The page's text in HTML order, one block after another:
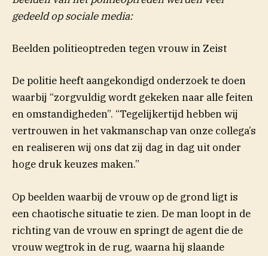
gedeeld op sociale media:
Beelden politieoptreden tegen vrouw in Zeist
De politie heeft aangekondigd onderzoek te doen
waarbij “zorgvuldig wordt gekeken naar alle feiten
en omstandigheden”. “Tegelijkertijd hebben wij
vertrouwen in het vakmanschap van onze collega’s
en realiseren wij ons dat zij dag in dag uit onder
hoge druk keuzes maken.”
Op beelden waarbij de vrouw op de grond ligt is
een chaotische situatie te zien. De man loopt in de
richting van de vrouw en springt de agent die de
vrouw wegtrok in de rug, waarna hij slaande